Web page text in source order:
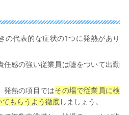
の代表的な症状の1つに発熱があり
任感の強い従業員は嘘をついて出勤
発熱の項目ではその場で従業員に検
もらうよう徹底しましょう。